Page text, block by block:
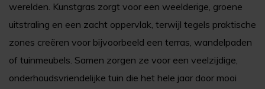
werelden. Kunstgras zorgt voor een weelderige, groene
uitstraling en een zacht oppervlak, terwijl tegels praktische
zones creëren voor bijvoorbeeld een terras, wandelpaden
of tuinmeubels. Samen zorgen ze voor een veelzijdige,
onderhoudsvriendelijke tuin die het hele jaar door mooi